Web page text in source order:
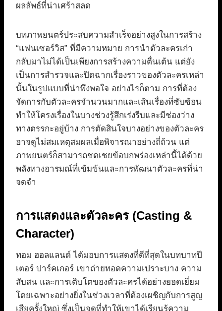
ผลลัพธ์ที่น่าเศร้าสลด
บทภาพยนตร์ประสบความสำเร็จอย่างสูงในการสร้าง
“แฟนเซอร์วิส” ที่มีความหมาย การนำตัวละครเก่า
กลับมาไม่ได้เป็นเพียงการสร้างความตื่นเต้น แต่ยัง
เป็นการสำรวจและปิดฉากเรื่องราวของตัวละครเหล่า
นั้นในรูปแบบที่น่าพึงพอใจ อย่างไรก็ตาม การที่ต้อง
จัดการกับตัวละครจำนวนมากและเส้นเรื่องที่ซับซ้อน
ทำให้โครงเรื่องในบางช่วงรู้สึกเร่งรีบและมีช่องว่าง
ทางตรรกะอยู่บ้าง การตัดสินใจบางอย่างของตัวละคร
อาจดูไม่สมเหตุสมผลเมื่อพิจารณาอย่างถี่ถ้วน แต่
ภาพยนตร์ก็สามารถชดเชยข้อบกพร่องเหล่านี้ได้ด้วย
พลังทางอารมณ์ที่เข้มข้นและการพัฒนาตัวละครที่น่า
จดจำ
การแสดงและตัวละคร (Casting &
Character)
ทอม ฮอลแลนด์ ได้มอบการแสดงที่ดีที่สุดในบทบาทปี
เตอร์ ปาร์คเกอร์ เขาถ่ายทอดความเปราะบาง ความ
สับสน และการเติบโตของตัวละครได้อย่างยอดเยี่ยม
โดยเฉพาะอย่างยิ่งในช่วงเวลาที่ต้องเผชิญกับการสูญ
เสียครั้งใหญ่ ซึ่งเป็นจุดที่ทำให้เขาได้เรียนรู้ความ